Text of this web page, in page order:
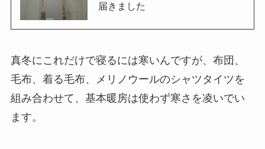
届きました
真冬にこれだけで寝るには寒いんですが、布団、
毛布、着る毛布、メリノウールのシャツタイツを
組み合わせて、基本暖房は使わず寒さを凌いでい
ます。